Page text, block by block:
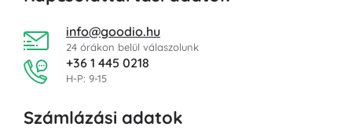
info@goodio.hu
24 órákon belül válaszolunk
+36 1 445 0218
H-P: 9-15
Számlázási adatok